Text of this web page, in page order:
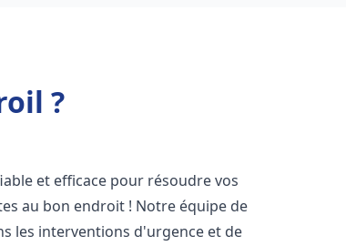
?
et efficace pour résoudre vos
au bon endroit ! Notre équipe de
les interventions d'urgence et de